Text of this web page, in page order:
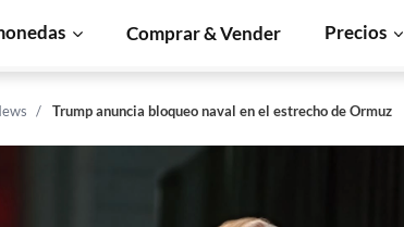
Comprar & Vender Precios
Trump anuncia bloqueo naval en el estrecho de Ormuz